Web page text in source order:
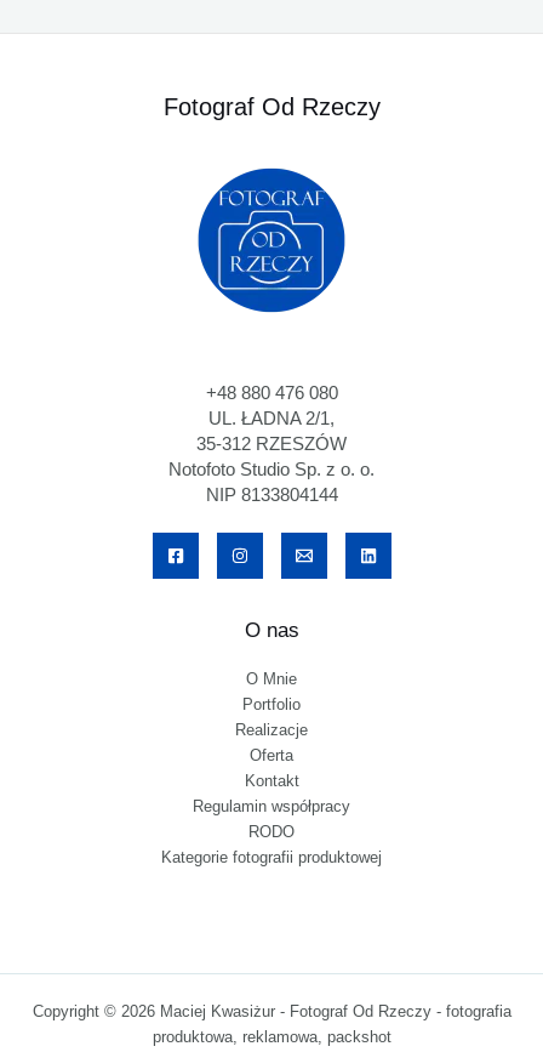
Fotograf Od Rzeczy
+48 880 476 080
UL. ŁADNA 2/1,
35-312 RZESZÓW
Notofoto Studio Sp. z o. o.
NIP 8133804144
O nas
O Mnie
Portfolio
Realizacje
Oferta
Kontakt
Regulamin współpracy
RODO
Kategorie fotografii produktowej
Copyright © 2026 Maciej Kwasiżur - Fotograf Od Rzeczy - fotografia
produktowa, reklamowa, packshot